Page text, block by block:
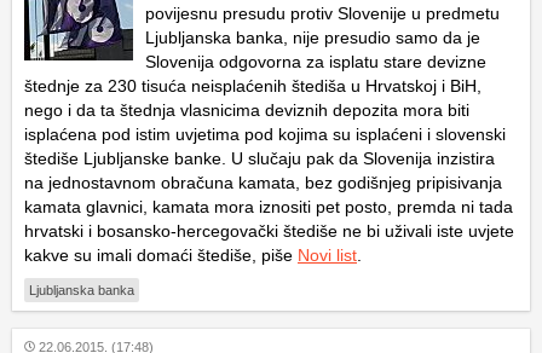
povijesnu presudu protiv Slovenije u predmetu
Ljubljanska banka, nije presudio samo da je
Slovenija odgovorna za isplatu stare devizne
štednje za 230 tisuća neisplaćenih štediša u Hrvatskoj i BiH,
nego i da ta štednja vlasnicima deviznih depozita mora biti
isplaćena pod istim uvjetima pod kojima su isplaćeni i slovenski
štediše Ljubljanske banke. U slučaju pak da Slovenija inzistira
na jednostavnom obračuna kamata, bez godišnjeg pripisivanja
kamata glavnici, kamata mora iznositi pet posto, premda ni tada
hrvatski i bosansko-hercegovački štediše ne bi uživali iste uvjete
kakve su imali domaći štediše, piše Novi list
Ljubljanska banka
22.06.2015. (17:48)